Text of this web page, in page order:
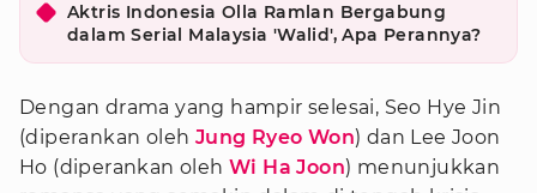
Aktris Indonesia Olla Ramlan Bergabung
dalam Serial Malaysia 'Walid', Apa Perannya?
Dengan drama yang hampir selesai, Seo Hye Jin
(diperankan oleh Jung Ryeo Won) dan Lee Joon
Ho (diperankan oleh Wi Ha Joon) menunjukkan